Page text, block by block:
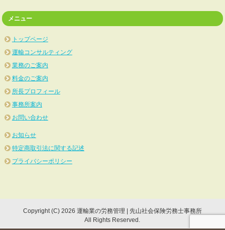
メニュー
トップページ
運輸コンサルティング
業務のご案内
料金のご案内
所長プロフィール
事務所案内
お問い合わせ
お知らせ
特定商取引法に関する記述
プライバシーポリシー
Copyright (C) 2026 運輸業の労務管理 | 先山社会保険労務士事務所
All Rights Reserved.